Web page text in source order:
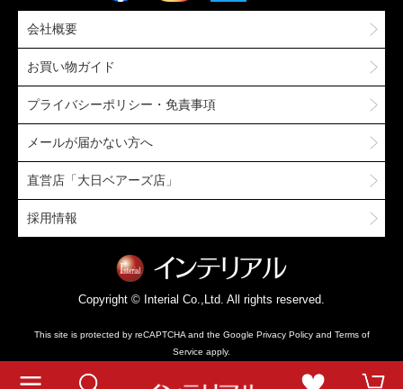
会社概要
お買い物ガイド
プライバシーポリシー・免責事項
メールが届かない方へ
直営店「大日ベアーズ店」
採用情報
Copyright © Interial Co.,Ltd. All rights reserved.
This site is protected by reCAPTCHA and the Google Privacy Policyand Terms of
Service apply.